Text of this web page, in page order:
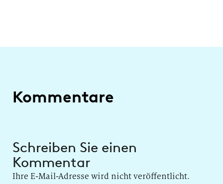
Kommentare
Schreiben Sie einen
Kommentar
Ihre E-Mail-Adresse wird nicht veröffentlicht.